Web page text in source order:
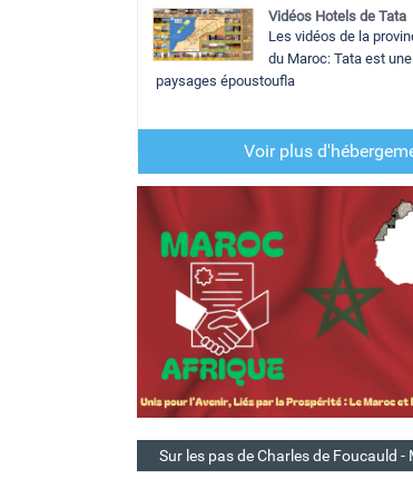
Vidéos Hotels de Tata
Les vidéos de la
du Maroc: Tata est
paysages époustoufla
Voir plus
Sur les pas de Charles de Foucauld -